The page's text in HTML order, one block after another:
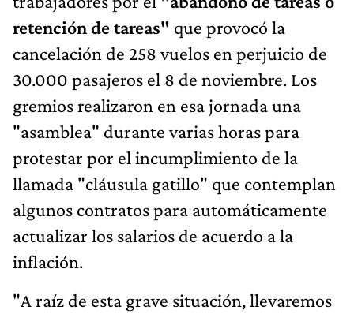
retención de tareas" que provocó la
cancelación de 258 vuelos en perjuicio de
30.000 pasajeros el 8 de noviembre. Los
gremios realizaron en esa jornada una
"asamblea" durante varias horas para
protestar por el incumplimiento de la
llamada "cláusula gatillo" que contemplan
algunos contratos para automáticamente
actualizar los salarios de acuerdo a la
inflación.
"A raíz de esta grave situación, llevaremos